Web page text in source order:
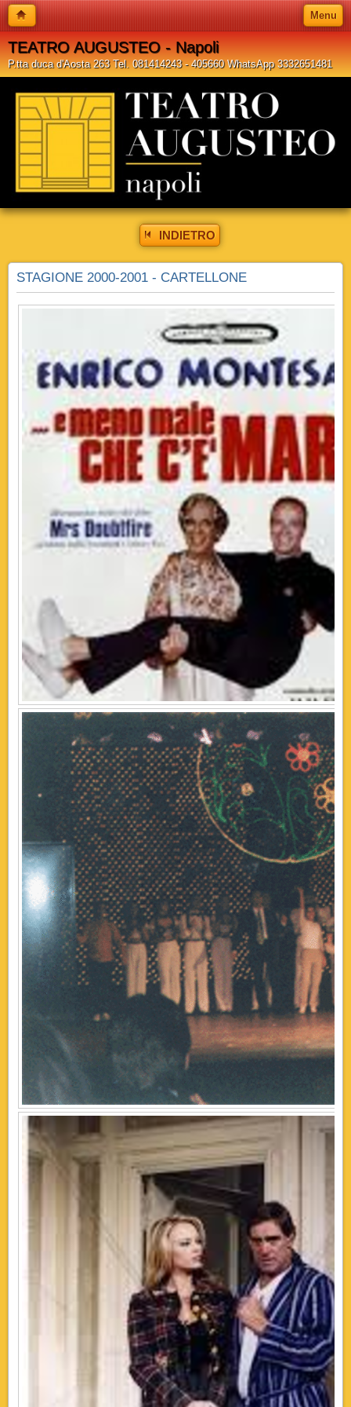
Menu
TEATRO AUGUSTEO - Napoli
P.tta duca d'Aosta 263 Tel. 081414243 - 405660 WhatsApp 3332651481
INDIETRO
STAGIONE 2000-2001 - CARTELLONE